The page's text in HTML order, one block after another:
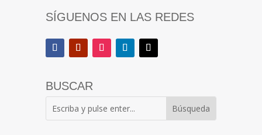
SÍGUENOS EN LAS REDES
BUSCAR